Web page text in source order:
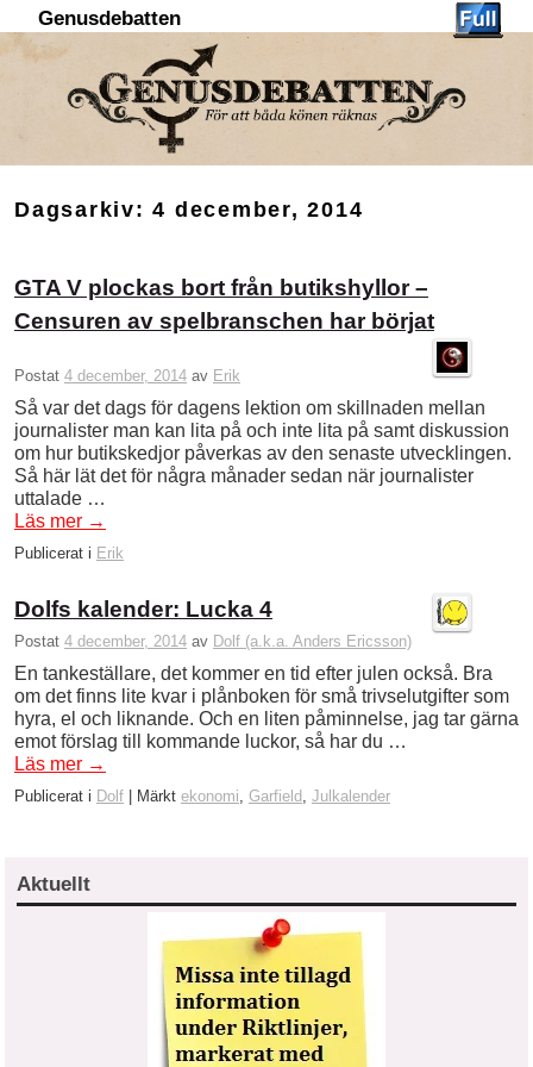
Genusdebatten
Dagsarkiv:4 december, 2014
GTA V plockas bort från butikshyllor –
Censuren av spelbranschen har börjat
Postat 4 december, 2014 av Erik
Så var det dags för dagens lektion om skillnaden mellan
journalister man kan lita på och inte lita på samt diskussion
om hur butikskedjor påverkas av den senaste utvecklingen.
Så här lät det för några månader sedan när journalister
uttalade …
Läs mer →
Publicerat i Erik
Dolfs kalender: Lucka 4
Postat 4 december, 2014 av Dolf (a.k.a. Anders Ericsson)
En tankeställare, det kommer en tid efter julen också. Bra
om det finns lite kvar i plånboken för små trivselutgifter som
hyra, el och liknande. Och en liten påminnelse, jag tar gärna
emot förslag till kommande luckor, så har du …
Läs mer →
Publicerat i Dolf Märkt ekonomi, Garfield , Julkalender
Aktuellt